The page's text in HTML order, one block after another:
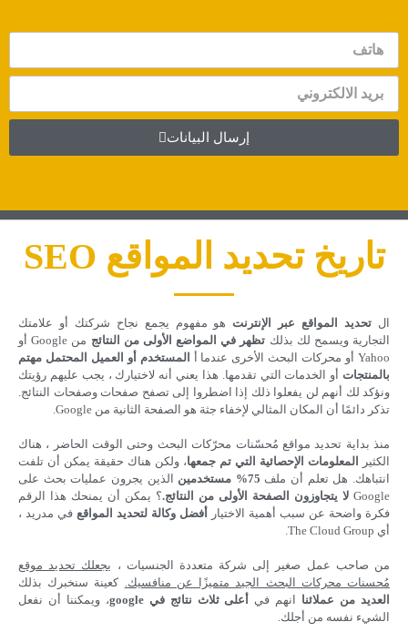
إرسال البيانات
تاريخ تحديد المواقع SEO
ال تحديد المواقع عبر الإنترنت هو مفهوم يجمع نجاح شركتك أو علامتك
التجارية ويسمح لك بذلك تظهر في المواضع الأولى من النتائج
من Google أو
Yahoo أو محركات البحث الأخرى عندما أ
المستخدم أو العميل المحتمل مهتم
بالمنتجات أو الخدمات التي تقدمها. هذا يعني أنه لاختيارك ، يجب عليهم رؤيتك
ونؤكد لك أنهم لن يفعلوا ذلك إذا اضطروا إلى تصفح صفحات وصفحات النتائج.
تذكر دائمًا أن المكان المثالي لإخفاء جثة هو الصفحة الثانية من Google.
منذ بداية تحديد مواقع مُحسّنات محرّكات البحث وحتى الوقت الحاضر ، هناك
الكثير
المعلومات الإحصائية التي تم جمعها، ولكن هناك حقيقة يمكن أن تلفت
انتباهك. هل تعلم أن ملف 75% مستخدمين
الذين يجرون عمليات بحث على
Google لا يتجاوزون الصفحة الأولى من النتائج.؟ يمكن أن يمنحك هذا الرقم
فكرة واضحة عن سبب أهمية الاختيار
أفضل وكالة لتحديد المواقع في مدريد ،
أي The Cloud Group.
من صاحب عمل صغير إلى شركة متعددة الجنسيات ، يجعلك تحديد موقع
مُحسنات محركات البحث الجيد متميزًا عن منافسيك. كعينة سنخبرك بذلك
العديد من عملائنا انهم في أعلى ثلاث نتائج في google
، ويمكننا أن نفعل
الشيء نفسه من أجلك.